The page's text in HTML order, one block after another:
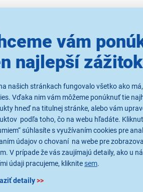
vám
najlepší zážitok
našich stránkach fungovalo všetko ako
Vďaka nim vám môžeme ponúknuť tie
hneď na titulnej stránke, alebo vám
podľa toho, čo na webu hľadáte.
súhlasíte s využívaním cookies pre
údajov o chovaní na webe pre
V prípade že vás zaujímajú detaily, ako u
údaji pracujeme, kliknite sem.
detaily>>
Parametre
určené pre TV Philips a audio
ovládaných zariadení: 2,
kódu: donastavenie kódu pre určitý